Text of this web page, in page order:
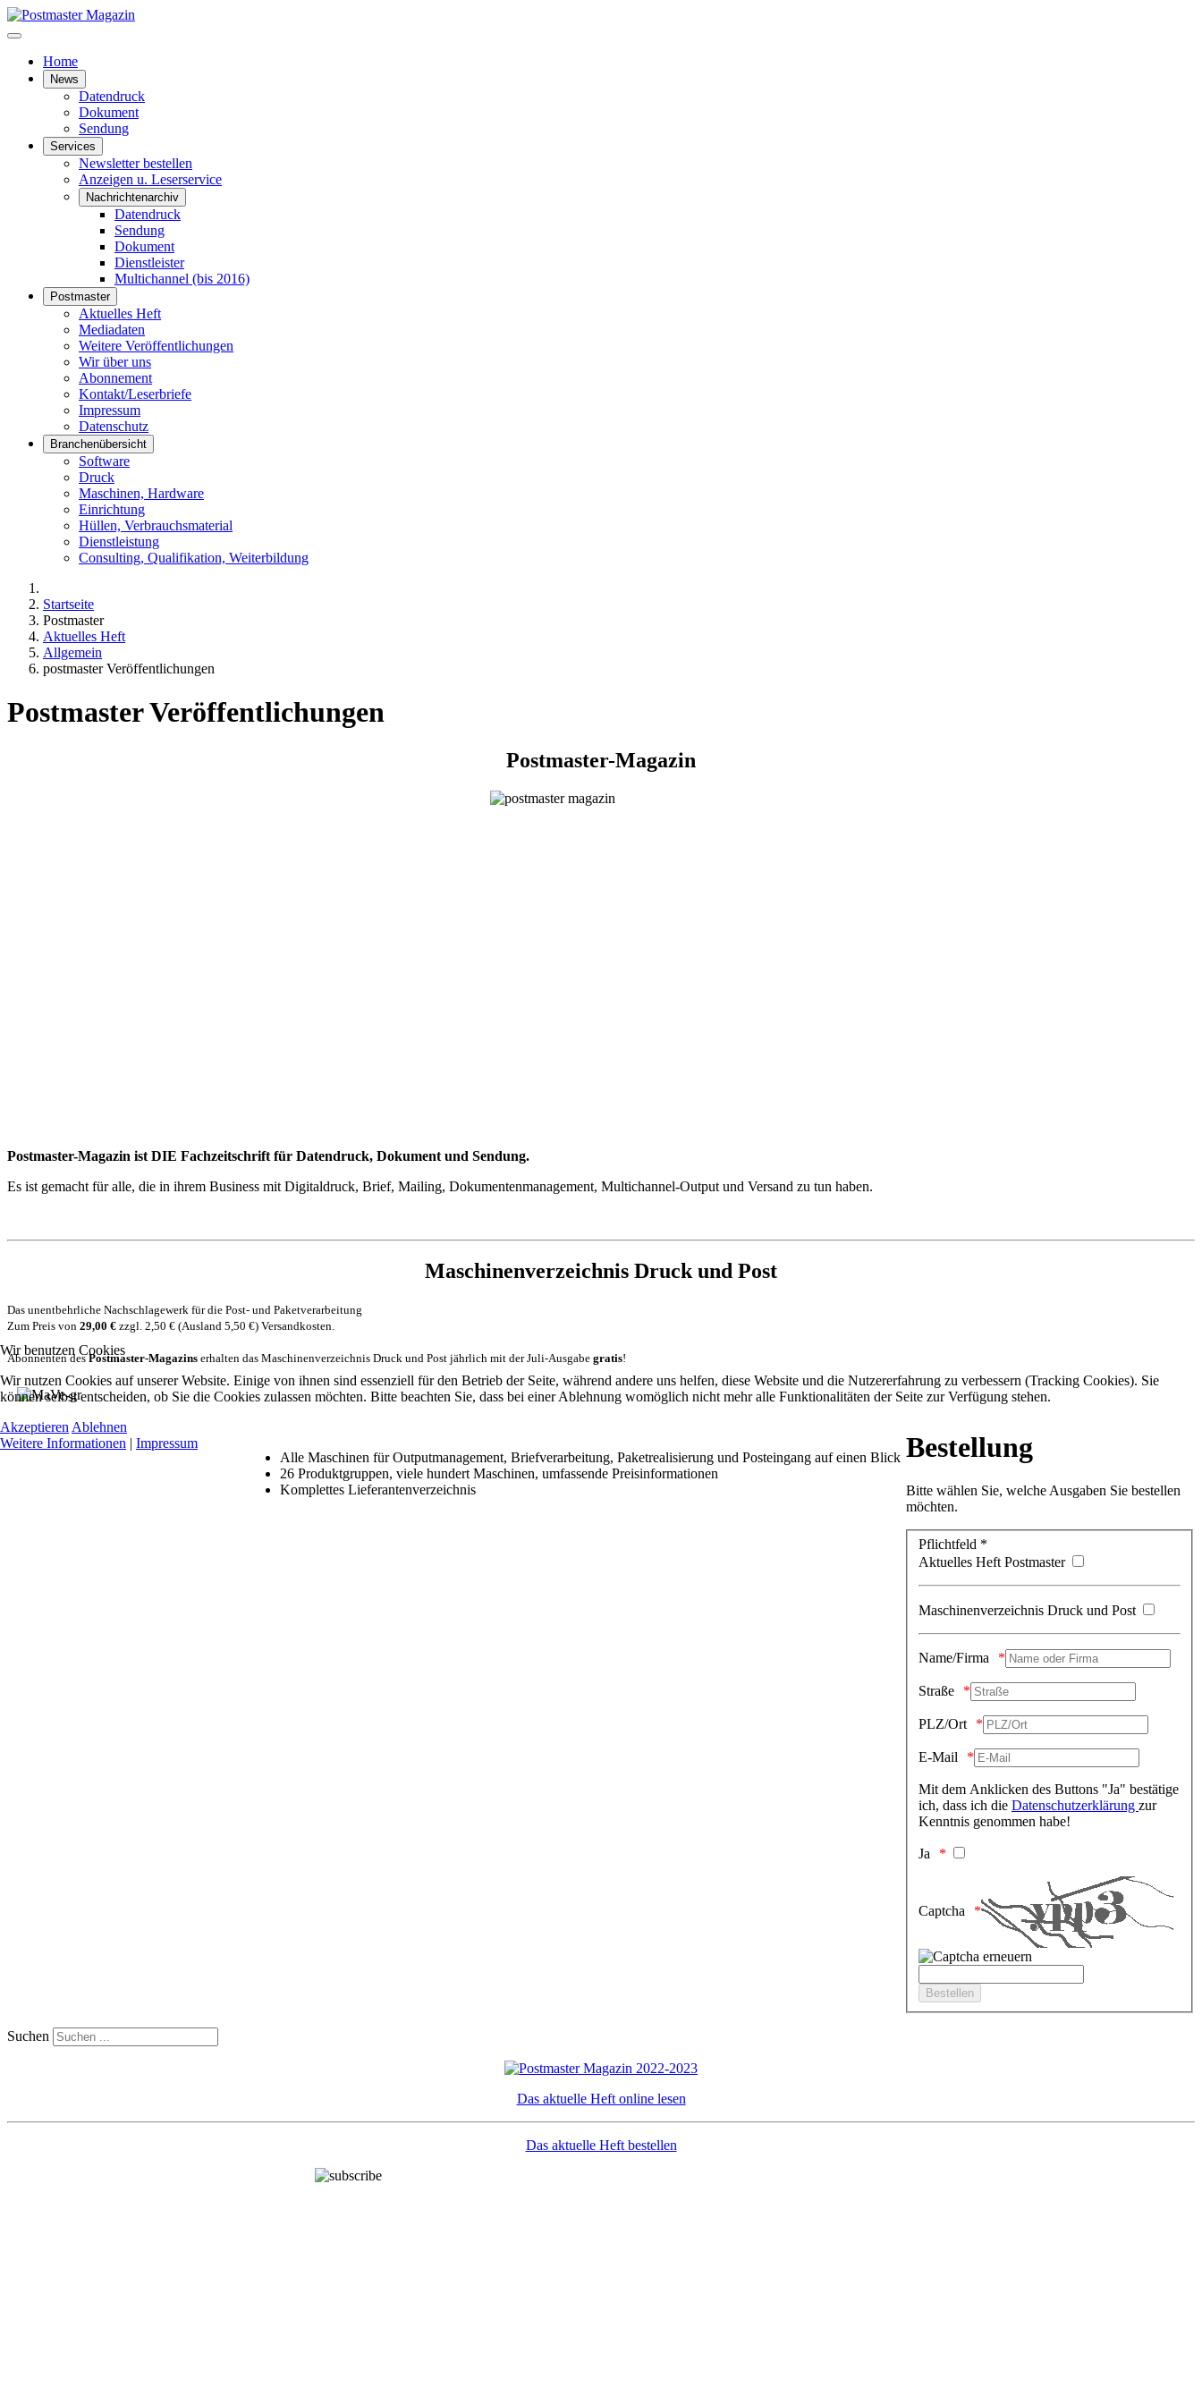
Home
News
Datendruck
Dokument
Sendung
Services
Newsletter bestellen
Anzeigen u. Leserservice
Nachrichtenarchiv
Datendruck
Sendung
Dokument
Dienstleister
Multichannel (bis 2016)
Postmaster
Aktuelles Heft
Mediadaten
Weitere Veröffentlichungen
Wir über uns
Abonnement
Kontakt/Leserbriefe
Impressum
Datenschutz
Branchenübersicht
Software
Druck
Maschinen, Hardware
Einrichtung
Hüllen, Verbrauchsmaterial
Dienstleistung
Consulting, Qualifikation, Weiterbildung
Startseite
Postmaster
Aktuelles Heft
Allgemein
postmaster Veröffentlichungen
Postmaster Veröffentlichungen
Postmaster-Magazin
Postmaster-Magazin ist DIE Fachzeitschrift für Datendruck, Dokument und Sendung.
Es ist gemacht für alle, die in ihrem Business mit Digitaldruck, Brief, Mailing, Dokumentenmanagement, Multichannel-Output und Versand zu tun haben.
Maschinenverzeichnis Druck und Post
Das unentbehrliche Nachschlagewerk für die Post- und Paketverarbeitung
Zum Preis von 29,00 € zzgl. 2,50 € (Ausland 5,50 €) Versandkosten.
Abonnenten desPostmaster-Magazins erhalten das Maschinenverzeichnis Druck und Post jährlich mit der Juli-Ausgabe gratis!
Alle Maschinen für Outputmanagement, Briefverarbeitung, Paketrealisierung und Posteingang auf einen Blick
26 Produktgruppen, viele hundert Maschinen, umfassende Preisinformationen
Komplettes Lieferantenverzeichnis
Bestellung
Bitte wählen Sie, welche Ausgaben Sie bestellen
möchten.
Pflichtfeld *
Aktuelles Heft Postmaster
Maschinenverzeichnis Druck und Post
Name/Firma
Straße
PLZ/Ort
E-Mail
Mit dem Anklicken des Buttons "Ja" bestätige
ich, dass ich die Datenschutzerklärung zur
Kenntnis genommen habe!
Ja
Captcha
Suchen
Das aktuelle Heft online lesen
Das aktuelle Heft bestellen
Wir benutzen Cookies
Wir nutzen Cookies auf unserer Website. Einige von ihnen sind essenziell für den Betrieb der Seite, während andere uns helfen, diese Website und die Nutzererfahrung zu verbessern (Tracking Cookies). Sie
können selbst entscheiden, ob Sie die Cookies zulassen möchten. Bitte beachten Sie, dass bei einer Ablehnung womöglich nicht mehr alle Funktionalitäten der Seite zur Verfügung stehen.
Akzeptieren Ablehnen
Weitere Informationen | Impressum